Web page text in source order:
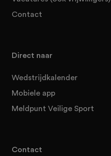
Contact
Direct naar
Wedstrijdkalender
Mobiele app
Meldpunt Veilige Sport
Contact